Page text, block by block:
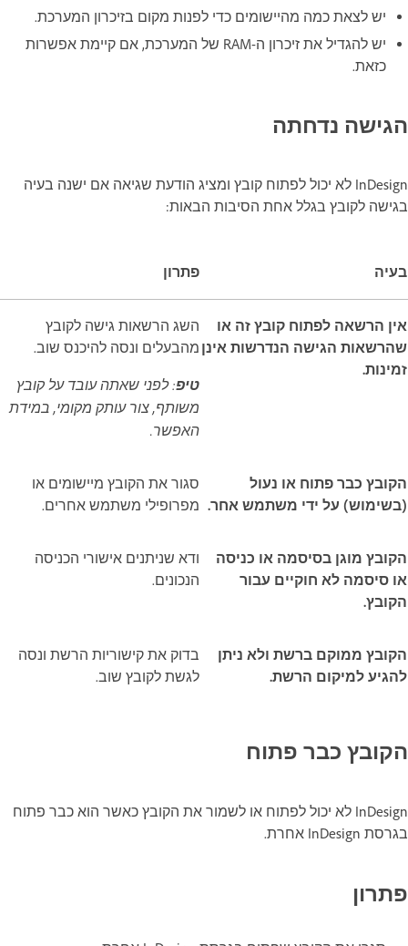
יש לצאת כמה מהיישומים כדי לפנות מקום בזיכרון המערכת.
יש להגדיל את זיכרון ה-RAM של המערכת, אם קיימת אפשרות
כזאת.
הגישה נדחתה
InDesign לא יכול לפתוח קובץ ומציג הודעת שגיאה אם ישנה בעיה
בגישה לקובץ בגלל אחת הסיבות הבאות:
בעיה פתרון
אין הרשאה לפתוח קובץ זה או
שהרשאות הגישה הנדרשות אינן
זמינות.
השג הרשאות גישה לקובץ
מהבעלים ונסה להיכנס שוב.
טיפ: לפני שאתה עובד על קובץ
משותף, צור עותק מקומי, במידת
האפשר.
הקובץ כבר פתוח או נעול
(בשימוש) על ידי משתמש אחר.
סגור את הקובץ מיישומים או
מפרופילי משתמש אחרים.
הקובץ מוגן בסיסמה או כניסה
או סיסמה לא חוקיים עבור
הקובץ.
ודא שניתנים אישורי הכניסה
הנכונים.
הקובץ ממוקם ברשת ולא ניתן
להגיע למיקום הרשת.
בדוק את קישוריות הרשת ונסה
לגשת לקובץ שוב.
הקובץ כבר פתוח
InDesign לא יכול לפתוח או לשמור את הקובץ כאשר הוא כבר פתוח
בגרסת InDesign אחרת.
פתרון